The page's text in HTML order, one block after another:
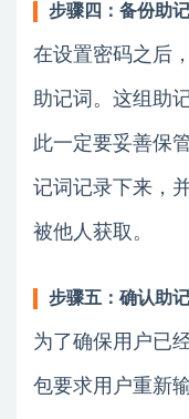
步骤四：备份助
在设置密码之后
助记词。这组助
此一定要妥善保
记词记录下来，
被他人获取。
步骤五：确认助
为了确保用户已
包要求用户重新